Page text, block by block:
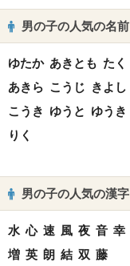
男の子の人気の名前
ゆたか あきとも たく
あきら こうじ きよし
こうき ゆうと ゆうき
りく
男の子の人気の漢字
水 心 速 風 夜 音 幸
増 英 朗 結 双 藤